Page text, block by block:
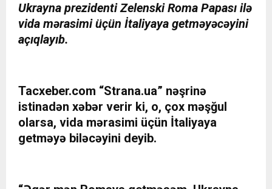
Ukrayna prezidenti Zelenski Roma Papası ilə
vida mərasimi üçün İtaliyaya getməyəcəyini
açıqlayıb.
Tacxeber.com “Strana.ua” nəşrinə
istinadən xəbər verir ki, o, çox məşğul
olarsa, vida mərasimi üçün İtaliyaya
getməyə biləcəyini deyib.